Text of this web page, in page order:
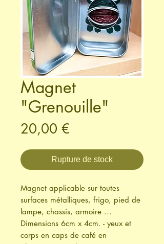
Magnet
"Grenouille"
20,00 €
Rupture de stock
Magnet applicable sur toutes
surfaces métalliques, frigo, pied de
lampe, chassis, armoire ...
Dimensions 6cm x 4cm. - yeux et
corps en caps de café en